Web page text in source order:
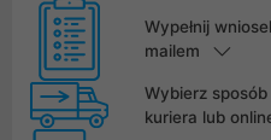
Wypełnij
mailem
Wybierz
kuriera lub